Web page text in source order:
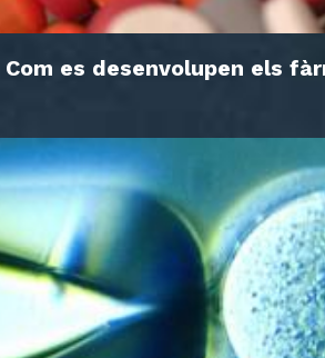
Com es desenvolupen els